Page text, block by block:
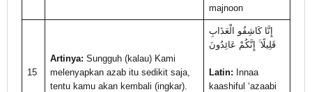
majnoon
15
Artinya: Sungguh (kalau) Kami
melenyapkan azab itu sedikit saja,
tentu kamu akan kembali (ingkar).
إِنَّا كَاشِفُو الْعَذَابِ
قَلِيلًا ۚ إِنَّكُمْ عَائِدُونَ
Latin: Innaa
kaashiful ‘azaabi